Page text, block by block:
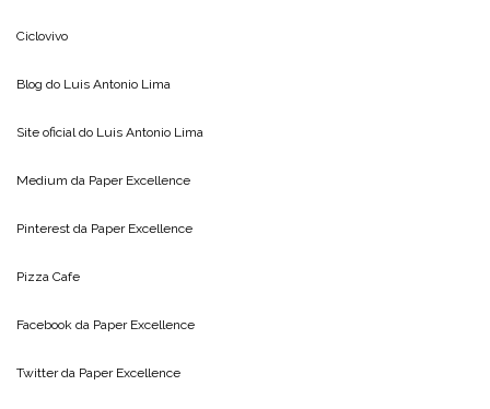
Ciclovivo
Blog do Luis Antonio Lima
Site oficial do Luis Antonio Lima
Medium da Paper Excellence
Pinterest da Paper Excellence
Pizza Cafe
Facebook da Paper Excellence
Twitter da Paper Excellence